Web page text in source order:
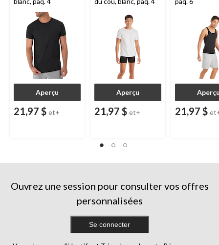
Aperçu
21,97 $ et+
Aperçu
21,97 $ et+ 21,97 $
Ouvrez une session pour consulter vos offres
personnalisées
Se connecter